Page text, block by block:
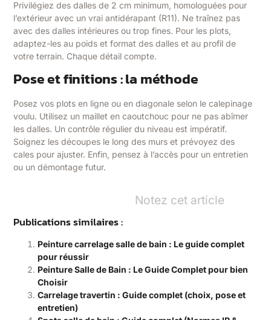
Privilégiez des dalles de 2 cm minimum, homologuées pour
l’extérieur avec un vrai antidérapant (R11). Ne traînez pas
avec des dalles intérieures ou trop fines. Pour les plots,
adaptez-les au poids et format des dalles et au profil de
votre terrain. Chaque détail compte.
Pose et finitions : la méthode
Posez vos plots en ligne ou en diagonale selon le calepinage
voulu. Utilisez un maillet en caoutchouc pour ne pas abîmer
les dalles. Un contrôle régulier du niveau est impératif.
Soignez les découpes le long des murs et prévoyez des
cales pour ajuster. Enfin, pensez à l’accès pour un entretien
ou un démontage futur.
Notez cet article
Publications similaires :
Peinture carrelage salle de bain : Le guide complet
pour réussir
Peinture Salle de Bain : Le Guide Complet pour bien
Choisir
Carrelage travertin : Guide complet (choix, pose et
entretien)